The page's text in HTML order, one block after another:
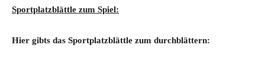
Sportplatzblättle zum Spiel:
Hier gibts das Sportplatzblättle zum durchblättern: